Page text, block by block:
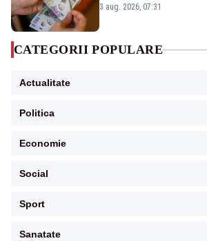
3 aug. 2026, 07:31
CATEGORII POPULARE
Actualitate
Politica
Economie
Social
Sport
Sanatate